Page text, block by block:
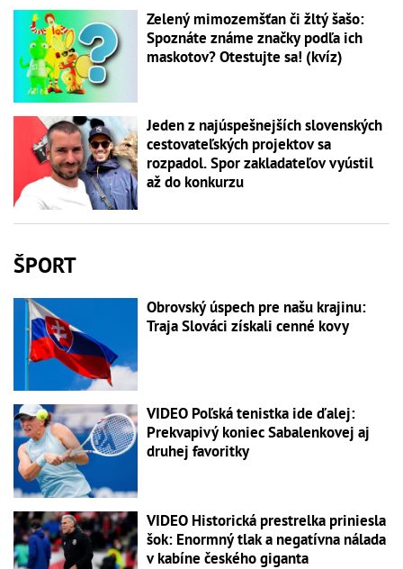
Zelený mimozemšťan či žltý šašo:
Spoznáte známe značky podľa ich
maskotov? Otestujte sa! (kvíz)
Jeden z najúspešnejších slovenských
cestovateľských projektov sa
rozpadol. Spor zakladateľov vyústil
až do konkurzu
ŠPORT
Obrovský úspech pre našu krajinu:
Traja Slováci získali cenné kovy
VIDEO Poľská tenistka ide ďalej:
Prekvapivý koniec Sabalenkovej aj
druhej favoritky
VIDEO Historická prestrelka priniesla
šok: Enormný tlak a negatívna nálada
v kabíne českého giganta